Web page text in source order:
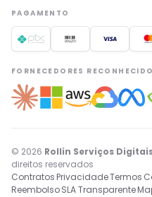
PAGAMENTO
FORNECEDORES
© 2026 Rollin Serviços
direitos reservados
Contratos·Privacidade·Termos·
Reembolso·SLA Transparente·
Quero conhecer os planos
Migrar pra Rollin Falar